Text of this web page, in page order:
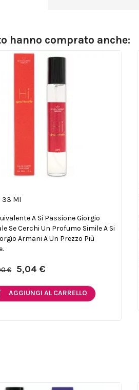
hanno comprato anche:
33 Ml
A Si Passione Giorgio
Se Cerchi Un Profumo Simile A Si
Armani A Un Prezzo Più
€ 5,04 €
AGGIUNGI AL CARRELLO